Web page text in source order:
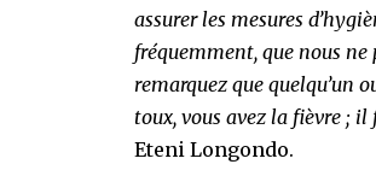
assurer les mesures
fréquemment, que nous ne
remarquez que quelqu’un
toux, vous avez la fièvre ;
Eteni Longondo.